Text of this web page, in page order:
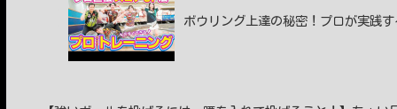
ボウリング上達の秘密！プロが実践